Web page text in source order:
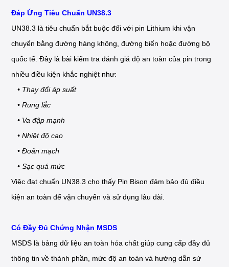
Đáp Ứng Tiêu Chuẩn UN38.3
UN38.3 là tiêu chuẩn bắt buộc đối với pin Lithium khi vận
chuyển bằng đường hàng không, đường biển hoặc đường bộ
quốc tế. Đây là bài kiểm tra đánh giá độ an toàn của pin trong
nhiều điều kiện khắc nghiệt như:
• Thay đổi áp suất
• Rung lắc
• Va đập mạnh
• Nhiệt độ cao
• Đoản mạch
• Sạc quá mức
Việc đạt chuẩn UN38.3 cho thấy Pin Bison đảm bảo đủ điều
kiện an toàn để vận chuyển và sử dụng lâu dài.
Có Đầy Đủ Chứng Nhận MSDS
MSDS là bảng dữ liệu an toàn hóa chất giúp cung cấp đầy đủ
thông tin về thành phần, mức độ an toàn và hướng dẫn sử